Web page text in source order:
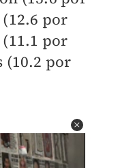
por
por
(10.2 por